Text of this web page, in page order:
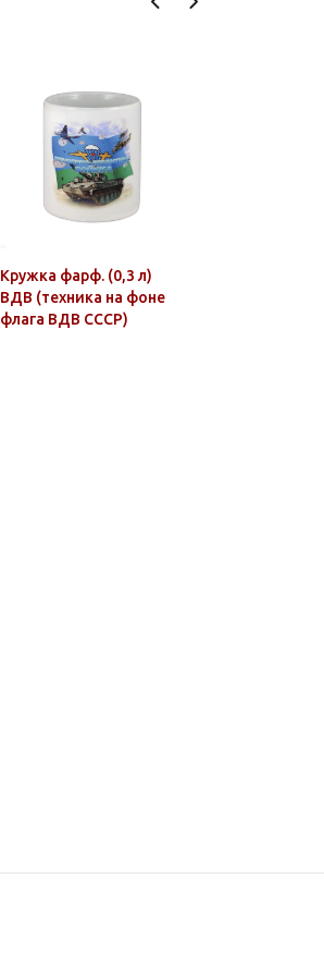
Кружка фарф. (0,3 л)
ВДВ (техника на фоне
флага ВДВ СССР)